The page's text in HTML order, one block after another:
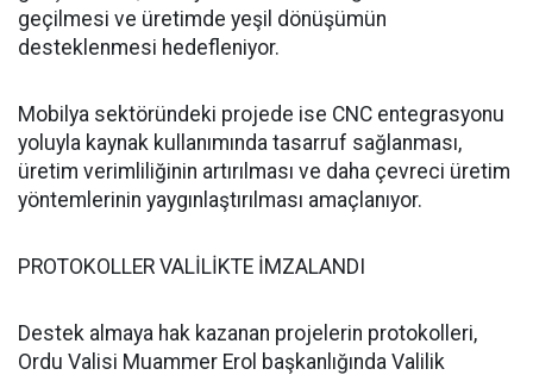
geçilmesi ve üretimde yeşil dönüşümün
desteklenmesi hedefleniyor.
Mobilya sektöründeki projede ise CNC entegrasyonu
yoluyla kaynak kullanımında tasarruf sağlanması,
üretim verimliliğinin artırılması ve daha çevreci üretim
yöntemlerinin yaygınlaştırılması amaçlanıyor.
PROTOKOLLER VALİLİKTE İMZALANDI
Destek almaya hak kazanan projelerin protokolleri,
Ordu Valisi Muammer Erol başkanlığında Valilik